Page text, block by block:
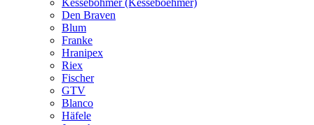
Den Braven
Blum
Franke
Hranipex
Riex
Fischer
GTV
Blanco
Häfele